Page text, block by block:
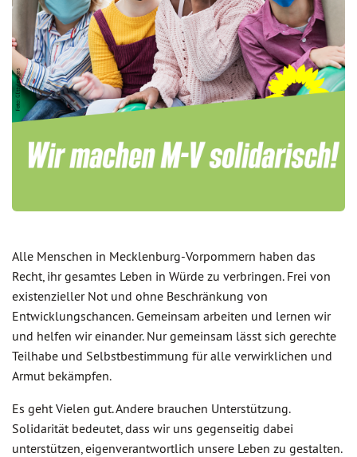
Alle Menschen in Mecklenburg-Vorpommern haben das
Recht, ihr gesamtes Leben in Würde zu verbringen. Frei von
existenzieller Not und ohne Beschränkung von
Entwicklungschancen. Gemeinsam arbeiten und lernen wir
und helfen wir einander. Nur gemeinsam lässt sich gerechte
Teilhabe und Selbstbestimmung für alle verwirklichen und
Armut bekämpfen.
Es geht Vielen gut. Andere brauchen Unterstützung.
Solidarität bedeutet, dass wir uns gegenseitig dabei
unterstützen, eigenverantwortlich unsere Leben zu gestalten.